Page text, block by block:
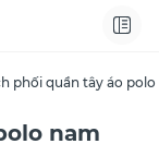
phối quần tây áo
nam